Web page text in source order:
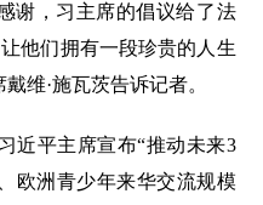
，习主席的倡议给了法
他们拥有一段珍贵的人生
维·施瓦茨告诉记者。
平主席宣布“推动未来3
欧洲青少年来华交流规模